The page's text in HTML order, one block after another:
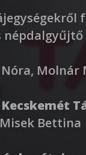
Molnár
Bettina